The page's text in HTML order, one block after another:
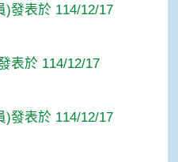
)發表於 114/12/17
表於 114/12/17
)發表於 114/12/17